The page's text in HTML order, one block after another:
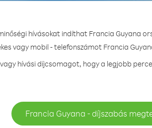
hívásokat indíthat Francia Guyana
vagy mobil - telefonszámot Francia
hívási díjcsomagot, hogy a legjobb
Francia Guyana - díjszabás